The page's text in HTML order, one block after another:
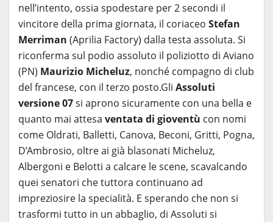
nell’intento, ossia spodestare per 2 secondi il
vincitore della prima giornata, il coriaceo Stefan
Merriman (Aprilia Factory) dalla testa assoluta. Si
riconferma sul podio assoluto il poliziotto di Aviano
(PN) Maurizio Micheluz, nonché compagno di club
del francese, con il terzo posto.Gli Assoluti
versione 07si aprono sicuramente con una bella e
quanto mai attesa ventata di gioventù con nomi
come Oldrati, Balletti, Canova, Beconi, Gritti, Pogna,
D’Ambrosio, oltre ai già blasonati Micheluz,
Albergoni e Belotti a calcare le scene, scavalcando
quei senatori che tuttora continuano ad
impreziosire la specialità. E sperando che non si
trasformi tutto in un abbaglio, di Assoluti si